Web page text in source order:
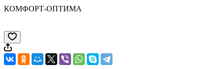
КОМФОРТ-ОПТИМА